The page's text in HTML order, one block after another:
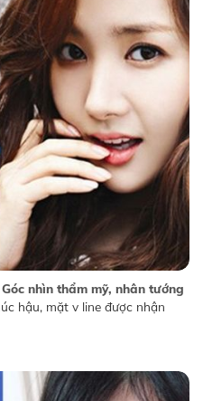
nhìn thẩm mỹ, nhân tướng
hậu, mặt v line được nhận